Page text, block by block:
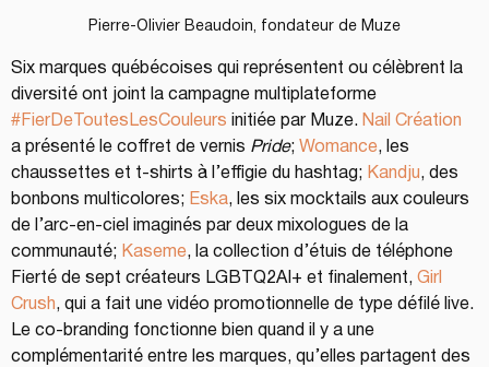
Pierre-Olivier Beaudoin, fondateur de Muze
Six marques québécoises qui représentent ou célèbrent la
diversité ont joint la campagne multiplateforme
#FierDeToutesLesCouleurs initiée par Muze. Nail Création
a présenté le coffret de vernis Pride; Womance, les
chaussettes et t-shirts à l’effigie du hashtag; Kandju , des
bonbons multicolores; Eska, les six mocktails aux couleurs
de l’arc-en-ciel imaginés par deux mixologues de la
communauté; Kaseme, la collection d’étuis de téléphone
Fierté de sept créateurs LGBTQ2AI+ et finalement, Girl
Crush, qui a fait une vidéo promotionnelle de type défilé live.
Le co-branding fonctionne bien quand il y a une
complémentarité entre les marques, qu’elles partagent des